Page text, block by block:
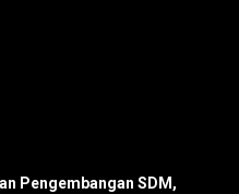
Pengembangan SDM,